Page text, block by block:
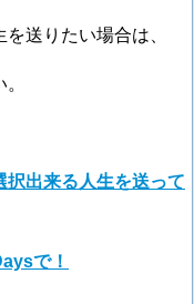
送りたい場合は、
択出来る人生を送って
で！